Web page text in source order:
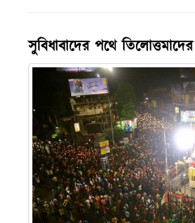
সুবিধাবাদের পথে